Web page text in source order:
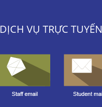
DỊCH VỤ TRỰC TUYẾN